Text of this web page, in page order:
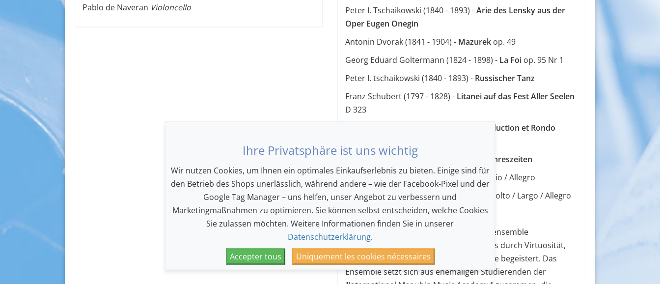
Pablo de Naveran Violoncello
Peter I. Tschaikowski (1840 - 1893) -Arie des Lensky aus der
Oper Eugen Onegin
Antonin Dvorak (1841 - 1904) - Mazurek op. 49
Georg Eduard Goltermann (1824 - 1898) - La Foi op. 95 Nr 1
Peter I. tschaikowski (1840 - 1893) - Russischer Tanz
Franz Schubert (1797 - 1828) - Litanei auf das Fest Aller Seelen
D 323
Introduction et Rondo
Antonio Vivaldi (1678 - 1741) -
Die vier Jahreszeiten
Herbst op 8, Nr 3, RV 293 - Allegro / Adagio / Allegro
Winterop 8, Nr 4, RV 297 - Allegro non molto / Largo / Allegro
(Programmänderungen vorbehalten)
Die Tharice Virtuosi bilden ein Streicherensemble
hervorragend ausgebildeter Solisten, das durch Virtuosität,
instrumentale Perfektion und Spielfreude begeistert. Das
Ensemble setzt sich aus ehemaligen Studierenden der
Ihre Privatsphäre ist uns wichtig
Wir nutzen Cookies, um Ihnen ein optimales Einkaufserlebnis zu bieten. Einige sind für
den Betrieb des Shops unerlässlich, während andere – wie der Facebook-Pixel und der
Google Tag Manager – uns helfen, unser Angebot zu verbessern und
Marketingmaßnahmen zu optimieren. Sie können selbst entscheiden, welche Cookies
Sie zulassen möchten. Weitere Informationen finden Sie in unserer
Datenschutzerklärung.
Accepter tous
Uniquement les cookies nécessaires